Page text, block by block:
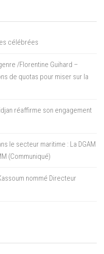
célébrées
/Florentine Guihard –
de quotas pour miser sur la
réaffirme son engagement
le secteur maritime : La DGAM
(Communiqué)
nommé Directeur